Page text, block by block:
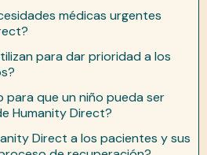
médicas urgentes
para dar prioridad a los
para que un niño pueda ser
Humanity Direct?
Direct a los pacientes y sus